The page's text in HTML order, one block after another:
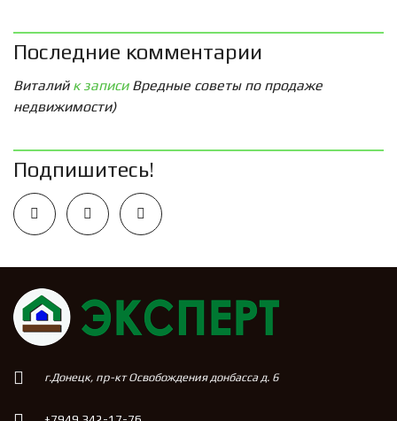
Последние комментарии
Виталийк записи Вредные советы по продаже
недвижимости)
Подпишитесь!
г.Донецк, пр-кт Освобождения донбасса д. 6